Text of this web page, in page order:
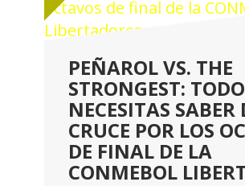
PEÑAROL VS. THE
STRONGEST:
NECESITAS SABER
CRUCE POR LOS
DE FINAL DE LA
CONMEBOL